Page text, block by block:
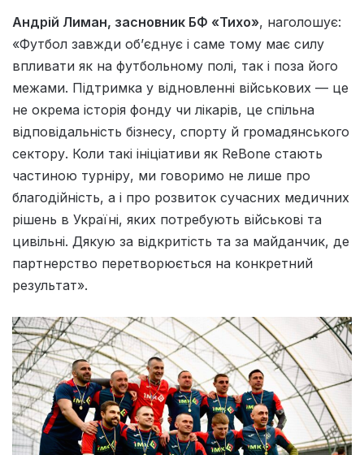
Андрій Лиман, засновник БФ «Тихо», наголошує:
«Футбол завжди об’єднує і саме тому має силу
впливати як на футбольному полі, так і поза його
межами. Підтримка у відновленні військових — це
не окрема історія фонду чи лікарів, це спільна
відповідальність бізнесу, спорту й громадянського
сектору. Коли такі ініціативи як ReBone стають
частиною турніру, ми говоримо не лише про
благодійність, а і про розвиток сучасних медичних
рішень в Україні, яких потребують військові та
цивільні. Дякую за відкритість та за майданчик, де
партнерство перетворюється на конкретний
результат».